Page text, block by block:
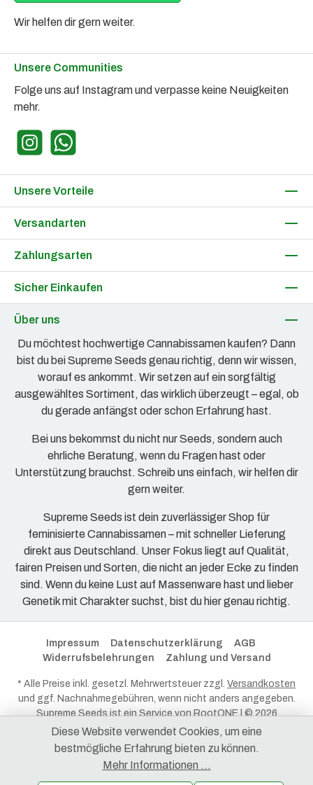
Wir helfen dir gern weiter.
Unsere Communities
Folge uns auf Instagram und verpasse keine Neuigkeiten
mehr.
InstagramWhatsApp
Unsere Vorteile
Versandarten
Zahlungsarten
Sicher Einkaufen
Über uns
Du möchtest hochwertige Cannabissamen kaufen? Dann
bist du bei Supreme Seeds genau richtig, denn wir wissen,
worauf es ankommt. Wir setzen auf ein sorgfältig
ausgewähltes Sortiment, das wirklich überzeugt – egal, ob
du gerade anfängst oder schon Erfahrung hast.
Bei uns bekommst du nicht nur Seeds, sondern auch
ehrliche Beratung, wenn du Fragen hast oder
Unterstützung brauchst. Schreib uns einfach, wir helfen dir
gern weiter.
Supreme Seeds ist dein zuverlässiger Shop für
feminisierte Cannabissamen – mit schneller Lieferung
direkt aus Deutschland. Unser Fokus liegt auf Qualität,
fairen Preisen und Sorten, die nicht an jeder Ecke zu finden
sind. Wenn du keine Lust auf Massenware hast und lieber
Genetik mit Charakter suchst, bist du hier genau richtig.
Impressum Datenschutzerklärung
AGB
Widerrufsbelehrungen
Zahlung und Versand
* Alle Preise inkl. gesetzl. Mehrwertsteuer zzgl. Versandkosten
und ggf. Nachnahmegebühren, wenn nicht anders angegeben.
Supreme Seeds ist ein Service vonRootONE| © 2026
RootONE - Alle Rechte vorbehalten.
Diese Website verwendet Cookies, um eine
bestmögliche Erfahrung bieten zu können.
Mehr Informationen ...